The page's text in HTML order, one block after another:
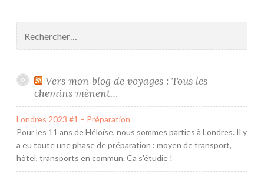
Vers mon blog de voyages : Tous les
chemins mènent…
Londres 2023 #1 – Préparation
Pour les 11 ans de Héloïse, nous sommes parties à Londres. Il y
a eu toute une phase de préparation : moyen de transport,
hôtel, transports en commun. Ca s'étudie !